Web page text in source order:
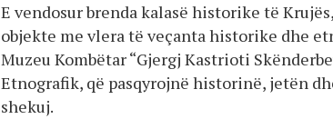
E vendosur brenda kalasë historike të
objekte me vlera të veçanta historike dhe
Muzeu Kombëtar “Gjergj Kastrioti
Etnografik, që pasqyrojnë historinë, jetën
shekuj.